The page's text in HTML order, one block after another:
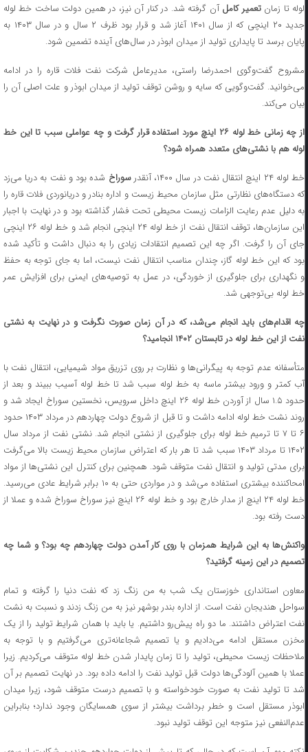
لوله تا زمان تعمیر کاملآن گرفته شد. در کنار آن نیز، در همین دولت ساخت خط لوله
جدید ۲۰ اینچی که از سال ۱۴۰۱ آغاز شد و قرار بود ظرف ۲ سال و در سال ۱۴۰۳ به
پایان برسد تا پایداری تولید از میدان ابوذر در سال‌های آینده تضمین شود.
مشروح گفت‌وگوی احمدرضا راستی، مدیرعامل شرکت نفت فلات قاره را در ادامه
می‌خوانید. گفت‌وگویی که سایه و روشن توقف تولید از میدان ابوذر و علت اصلی آن را
بیان می‌کند.
از چه زمانی خط لوله ۲۶ اینچ مورد استفاده قرار گرفت و چه عواملی سبب تا این خط
لوله هم با نشتی‌های متعدد همراه شود؟
خط لوله ۲۴ اینچ انتقال نفت در سال ۱۴۰۰، آنقدر
سوراخ شده بود و نفت به دریا می‌زد
که دستگاه‌های نظارتی مثل سازمان محیط زیست و اداره بنادر و دریانوردی فلات قاره را
به دلیل عدم رعایت الزامات زیست محیطی تحت فشار گذاشته بود و در نهایت با اجبار
این سازمان‌ها، توقف انتقال نفت از خط لوله ۲۴ اینچی انجام شد و خط لوله ۲۶ اینچی
جای آن را گرفت. اگر چه این تصمیم انتقادات زیادی را به دنبال داشت و تأکید شده
بود که این خط لوله گاز، چندان مناسب انتقال نفت نیست، اما به جای توجه به حفظ
و نگهداری برای جلوگیری از خوردگی، در عمل به توصیه‌های ایمنی برای افزایش عمر
خط لوله بی‌توجهی شد.
چه اقدام‌های باید انجام می‌شد، که در آن زمان صورت نگرفت و در نهایت به نشتی
نفت از این خط لوله در تابستان ۱۴۰۲ انجامید؟
متأسفانه عدم توجه به پیگرانی‌ها و نظارت بر روی تزریق مواد شیمیایی، انتقال نفت با
آب کمتر و ورود بیشتر ماسه به خط لوله سبب شد تا خط لوله آسیب ببیند و بعد از
حدود ۱.۵ سال از آوردن خط لوله ۲۶ اینچ داخل سرویس، نخستین سوراخ ایجاد شد و
روند نشت خط لوله ادامه داشت و تا قبل از شروع دولت چهاردهم در مرداد ۱۴۰۳ حدود
۶ تا ۷ تا ترمیم خط لوله برای جلوگیری از نشتی انجام شد. نشتی نفت از مرداد سال
۱۴۰۲ تا مرداد ۱۴۰۳ سبب شد تا هر بار که اعتراض سازمان محیط زیست بالا می‌گرفت
برای مدتی تولید و انتقال نفت متوقف شود. همچنین برای کنترل این نشتی‌ها از مواد
امحاکننده بیشتری استفاده می‌شد و در مواردی حتی به ۱۰ برابر شرایط عادی می‌رسید.
خط لوله ۲۴ اینچ از مدار خارج بود و خط لوله ۲۶ اینچ نیز سوراخ سوراخ شده و عملا از
دست رفته بود.
واکنش‌ها به این شرایط همزمان با روی کار آمدن دولت چهاردهم چه بود؟ و شما چه
تصمیم در این زمینه گرفتید؟
معاون استانداری خوزستان یک شب به من زنگ زد که نفت دنیا را گرفته و تمام
سواحل هندیجان نفت است. از اداره بندر بوشهر نیز به من زنگ زدند و نسبت به نشت
نفت اعتراض داشتند. ما دو راه پیش‌رو داشتیم. یا باید با همان شرایط تولید را از یک
مخزن مستقل ادامه می‌دادیم و یا تصمیم شجاعانه‌تری می‌گرفتیم و با توجه به
ملاحظات زیست محیطی، تولید را تا زمان پایدار شدن خط لوله متوقف می‌کردیم. زیرا
عملا با همین آلودگی‌ها دولت قبل تولید نفت را ادامه داده بود. در نهایت تصمیم بر آن
شد تا تولید نفت به صورت خودخواسته و با تصمیم درست متوقف شود، زیرا میدان
ابوذر مستقل است و خطر برداشت بیشتر از سوی همسایگان وجود ندارد؛ بنابراین
عدم‌النفعی نیز متوجه این توقف تولید نبود.